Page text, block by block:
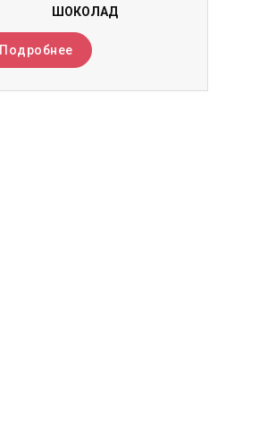
ШОКОЛАД
Подробнее